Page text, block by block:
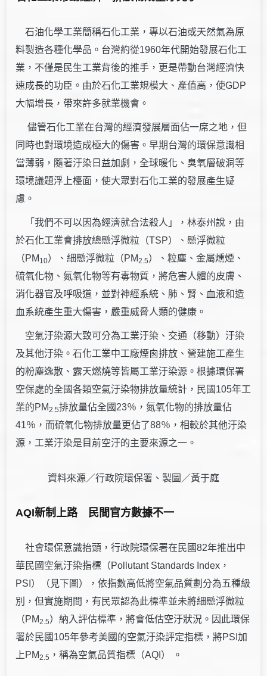
石油化學工業簡稱石化工業，專以石油或天然氣為原
料製造各種化學品。台灣約從1960年代開始發展石化工
業，不僅是民生工業背後的推手，更是帶動台灣經濟快
速成長的功臣。由於石化工業規模大、產值高，使GDP
大幅增長，帶來許多就業機會。
儘管石化工業在台灣的經濟發展層面佔一席之地，但
同時也對環境造成極大的傷害。早期台灣的環保意識相
當薄弱，隨著汙染日益加劇，全球暖化、臭氧層破洞等
環境議題浮上檯面，使大眾對石化工業的發展產生疑
慮。
「我們不可以因為經濟就合法殺人」，林泰州說，由
於石化工業會排放總懸浮微粒（TSP）、懸浮微粒
（PM 10）、細懸浮微粒（PM2.5）、粒塵、金屬燻煙、
硫氧化物、氮氧化物等有毒物質，將危害人體的皮膚、
消化器官及呼吸道，並對神經系統、肺、腎、血液和造
血系統產生重大傷害，嚴重威脅人類的健康。
空氣汙染源大致可分為工業汙染、交通（移動）汙染
及其他汙染。石化工業中工廠煙囪排放、營建施工產生
的粉塵逸散、露天燃燒等皆屬工業汙染源。根據環保署
空保處的全國各類空氣汙染物排放量統計，民國105年工
業的PM2.5排放量佔全國23％，氮氧化物的排放量佔
41％，而硫氧化物排放量更佔了88％，相較於其他汙染
源，工業汙染是目前空汙的主要來源之一。
資料來源／行政院環保署、製圖／黃于庭
AQI新制上路 民間官方數據不一
社會環保意識抬頭，行政院環保署在民國82年推出中
華民國空氣汙染指標（Pollutant Standards Index，
PSI）（見下圖），依指數高低將空氣品質劃分為五種級
別，但實施期間，有民眾認為此標準並未將細懸浮微粒
（PM2.5）納入評估標準，將會低估空汙狀況。因此環保
署於民國105年參考美國的空氣汙染評定指標，將PSI加
上PM2.5 ，稱為空氣品質指標（AQI） 。